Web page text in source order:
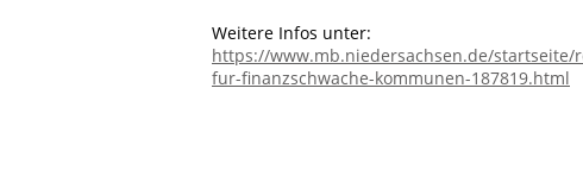
Weitere Infos unter:
https://www.mb.niedersachsen.de/startseite/
fur-finanzschwache-kommunen-187819.html